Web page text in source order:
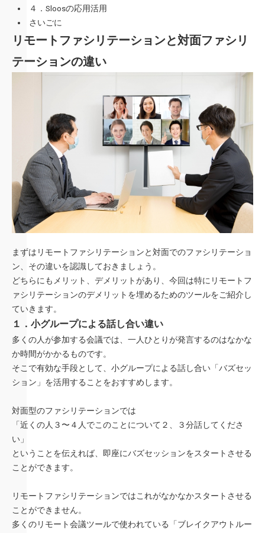
４．Sloosの応用活用
さいごに
リモートファシリテーションと対面ファシリ
テーションの違い
まずはリモートファシリテーションと対面でのファシリテーショ
ン、その違いを認識しておきましょう。
どちらにもメリット、デメリットがあり、今回は特にリモートフ
ァシリテーションのデメリットを埋めるためのツールをご紹介し
ていきます。
１．小グループによる話し合い違い
多くの人が参加する会議では、一人ひとりが発言するのはなかな
か時間がかかるものです。
そこで有効な手段として、小グループによる話し合い「バズセッ
ション」を活用することをおすすめします。
対面型のファシリテーションでは
「近くの人３〜４人でこのことについて２、３分話してくださ
い」
ということを伝えれば、即座にバズセッションをスタートさせる
ことができます。
リモートファシリテーションではこれがなかなかスタートさせる
ことができません。
多くのリモート会議ツールで使われている「ブレイクアウトルー